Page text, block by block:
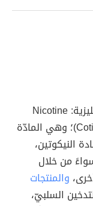
يمكن إجراء تحليل لمادة النيكوتين (بالإنجليزية: Nicotine
test) أو مادة الكُوتينين (بالإنجليزية: Cotinine)؛ وهي المادّة
النيكوتين،
من خلال
والمنتجات
السلبيّ،